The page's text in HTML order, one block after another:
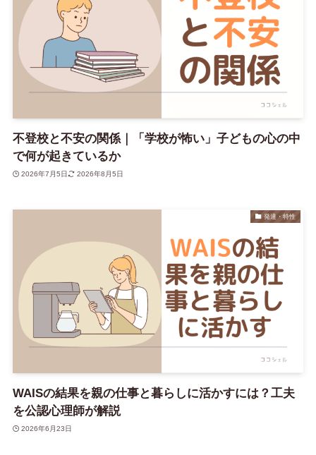
不登校と不安の関係｜「学校が怖い」子どもの心の中
で何が起きているか
2026年7月5日 2026年8月5日
発達・特性
WAISの結果を親の仕事と暮らしに活かすには？工夫
を公認心理師が解説
2026年6月23日